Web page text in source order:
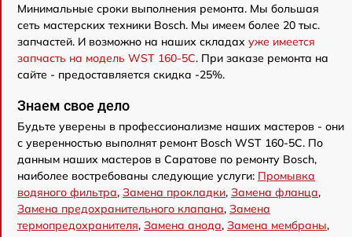
Минимальные сроки выполнения ремонта. Мы большая
сеть мастерских техники Bosch. Мы имеем более 20 тыс.
запчастей. И возможно на наших складах уже имеется
запчасть на модель WST 160-5C. При заказе ремонта на
сайте - предоставляется скидка -25%.
Знаем свое дело
Будьте уверены в профессионализме наших мастеров - они
с уверенностью выполнят ремонт Bosch WST 160-5C. По
данным наших мастеров в Саратове по ремонту Bosch,
наиболее востребованы следующие услуги: Промывка
водяного фильтра, Замена прокладки, Замена фланца,
Замена предохранительного клапана, Замена
термопредохранителя, Замена анода, Замена мембраны,